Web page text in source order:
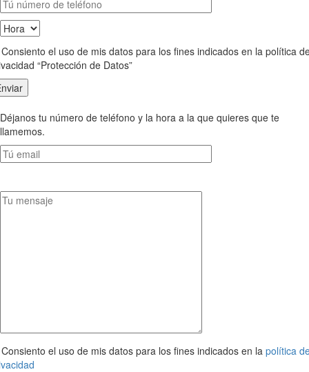
el uso de mis datos para los fines indicados en la política
“Protección de Datos”
Déjanos tu número de teléfono y la hora a la que quieres que te
llamemos.
el uso de mis datos para los fines indicados en la política